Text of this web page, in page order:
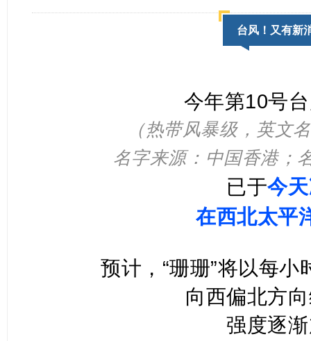
台风！又有新
今年第10号
（热带风暴级，英文
名字来源：中国香港；
已于今
在西北太平
预计，“珊珊”将以每
向西偏北方
强度逐